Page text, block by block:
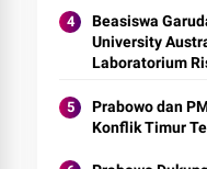
Beasiswa
University
Laboratorium
Prabowo dan
Konflik Timur